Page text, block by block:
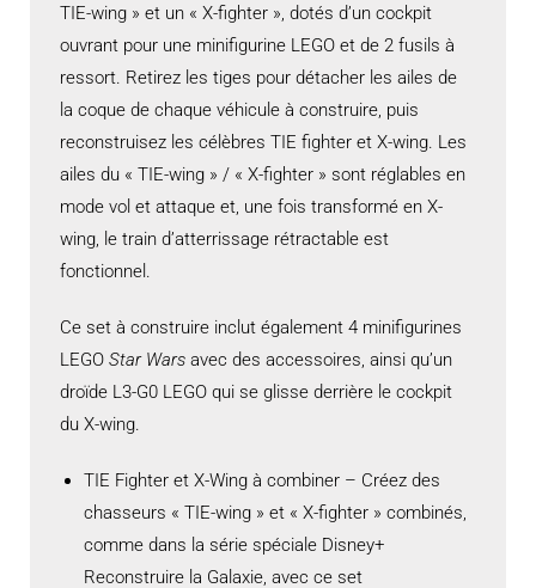
TIE-wing » et un « X-fighter », dotés d’un cockpit
ouvrant pour une minifigurine LEGO et de 2 fusils à
ressort. Retirez les tiges pour détacher les ailes de
la coque de chaque véhicule à construire, puis
reconstruisez les célèbres TIE fighter et X-wing. Les
ailes du « TIE-wing » / « X-fighter » sont réglables en
mode vol et attaque et, une fois transformé en X-
wing, le train d’atterrissage rétractable est
fonctionnel.
Ce set à construire inclut également 4 minifigurines
LEGO Star Wars avec des accessoires, ainsi qu’un
droïde L3-G0 LEGO qui se glisse derrière le cockpit
du X-wing.
TIE Fighter et X-Wing à combiner – Créez des
chasseurs « TIE-wing » et « X-fighter » combinés,
comme dans la série spéciale Disney+
Reconstruire la Galaxie, avec ce set